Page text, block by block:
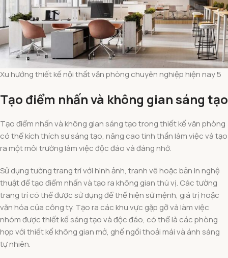
Xu hướng thiết kế nội thất văn phòng chuyên nghiệp hiện nay 5
Tạo điểm nhấn và không gian sáng tạo
Tạo điểm nhấn và không gian sáng tạo trong thiết kế văn phòng
có thể kích thích sự sáng tạo, nâng cao tinh thần làm việc và tạo
ra một môi trường làm việc độc đáo và đáng nhớ.
Sử dụng tường trang trí với hình ảnh, tranh vẽ hoặc bản in nghệ
thuật để tạo điểm nhấn và tạo ra không gian thú vị. Các tường
trang trí có thể được sử dụng để thể hiện sứ mệnh, giá trị hoặc
văn hóa của công ty. Tạo ra các khu vực gặp gỡ và làm việc
nhóm được thiết kế sáng tạo và độc đáo, có thể là các phòng
họp với thiết kế không gian mở, ghế ngồi thoải mái và ánh sáng
tự nhiên.